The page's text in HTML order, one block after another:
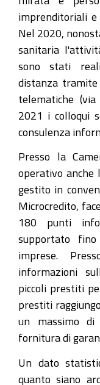
imprenditoriali e
Nel 2020,
sanitaria
sono stati
distanza tramite
telematiche
2021 i colloqui
consulenza
Presso la
operativo anche
gestito in
Microcredito,
180 punti
supportato
imprese.
informazioni
piccoli prestiti
prestiti
un massimo
fornitura di
Un dato
quanto siano